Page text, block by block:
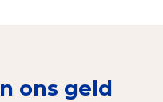
ons geld